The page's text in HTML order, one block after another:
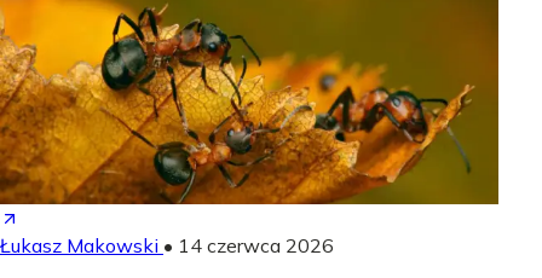
Łukasz Makowski • 14 czerwca 2026